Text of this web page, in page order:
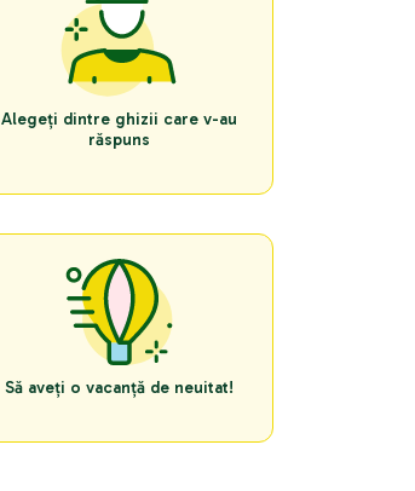
Alegeți dintre ghizii care v-au
răspuns
Să aveți o vacanță de neuitat!